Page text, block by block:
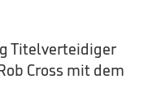
Titelverteidiger
Cross mit dem